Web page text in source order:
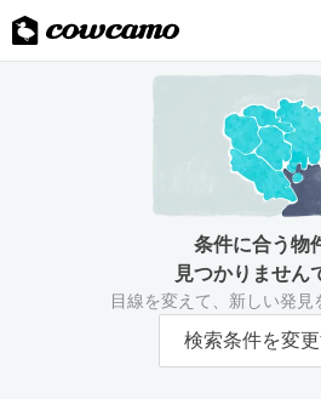
条件に合う物
見つかりません
目線を変えて、新しい発見
検索条件を変